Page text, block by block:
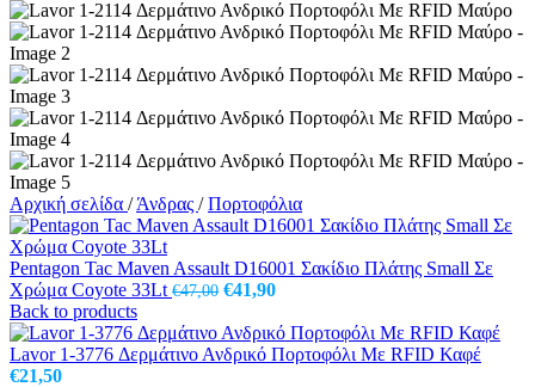
Αρχική σελίδα / Άνδρας / Πορτοφόλια
Pentagon Tac Maven Assault D16001 Σακίδιο Πλάτης Small Σε
Χρώμα Coyote 33Lt €47,00 Original
was:
€47,00.
€41,90Η
τιμή
είναι:
Back to products
Lavor 1-3776 Δερμάτινο Ανδρικό Πορτοφόλι Με RFID Καφέ
€21,50